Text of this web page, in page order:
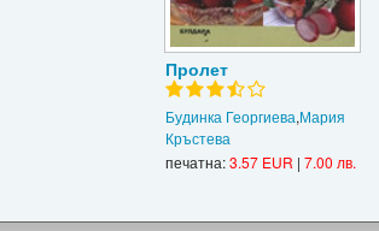
Пролет
Будинка Георгиева,Мария
Кръстева
печатна:3.57 EUR | 7.00 лв.